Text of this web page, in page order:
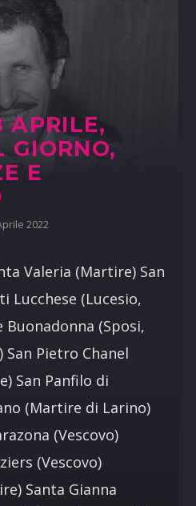
APRILE,
GIORNO,
E
2022
Valeria (Martire) San
Lucchese (Lucesio,
Buonadonna (Sposi,
Pietro Chanel
San Panfilo di
(Martire di Larino)
(Vescovo)
(Vescovo)
Santa Gianna